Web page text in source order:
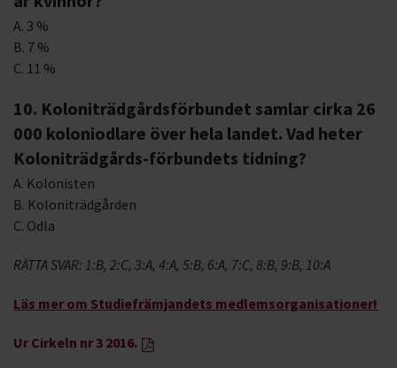
A. 3 %
B. 7 %
C. 11 %
10. Koloniträdgårdsförbundet samlar cirka 26
000 koloniodlare över hela landet. Vad heter
Koloniträdgårds-förbundets tidning?
A. Kolonisten
B. Koloniträdgården
C. Odla
RÄTTA SVAR: 1:B, 2:C, 3:A, 4:A, 5:B, 6:A, 7:C, 8:B, 9:B, 10:A
Läs mer om Studiefrämjandets medlemsorganisationer!
Ur Cirkeln nr 3 2016.